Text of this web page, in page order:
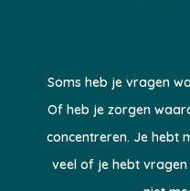
Soms heb je vragen
Of heb je zorgen
concentreren. Je hebt
veel of je hebt